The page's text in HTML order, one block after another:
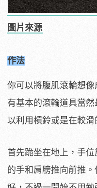
圖片來源
作法
你可以將腹肌滾輪想
有基本的滾輪道具當
以利用槓鈴或是在較滑
首先跪坐在地上，手
的手和肩膀推向前推